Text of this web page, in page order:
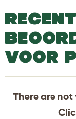
VOOR
There are not